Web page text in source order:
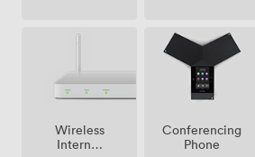
Wireless
Internet
Conferencing
Phone